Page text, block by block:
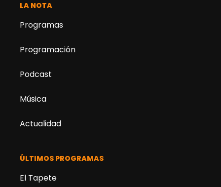
LA NOTA
Programas
Programación
Podcast
Música
Actualidad
ÚLTIMOS PROGRAMAS
El Tapete